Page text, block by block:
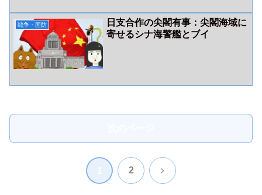
戦争・国防
日支合作の尖閣有事：尖閣海域に
寄せるシナ海警艦とブイ
2 次